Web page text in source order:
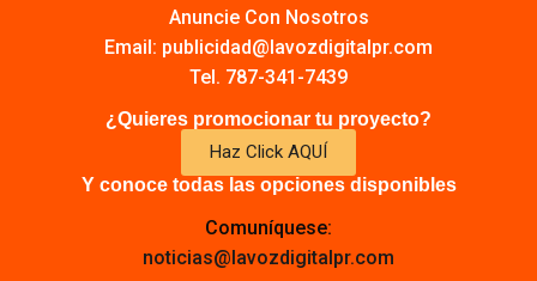
Anuncie Con Nosotros
Email: publicidad@lavozdigitalpr.com
Tel. 787-341-7439
¿Quieres promocionar tu proyecto?
Haz Click AQUÍ
Y conoce todas las opciones disponibles
Comuníquese:
noticias@lavozdigitalpr.com